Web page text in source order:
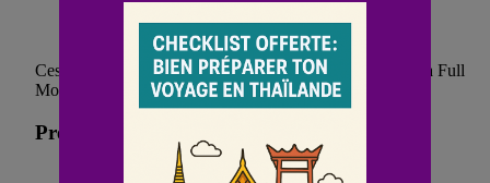
Ces diversions garantissent que chaque minute passée à la Full
Moon Party soit mémorable et excitante.
Préservation de l’environnement